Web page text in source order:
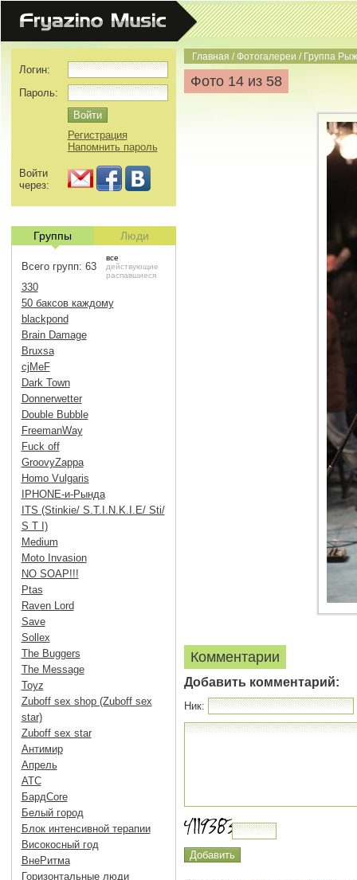
Главная /Фотогалереи / Группа
Фото 14 из 58
Комментарии
Добавить комментарий:
Ник:
Логин:
Пароль:
Регистрация
Напомнить пароль
Войти
через:
Группы Люди
Всего групп: 63
все
действующие
распавшиеся
330
50 баксов каждому
blackpond
Brain Damage
Bruxsa
cjMeF
Dark Town
Donnerwetter
Double Bubble
FreemanWay
Fuck off
GroovyZappa
Homo Vulgaris
IPHONE-и-Рында
ITS (Stinkie/ S.T.I.N.K.I.E/ Sti/
S T I)
Medium
Moto Invasion
NO SOAP!!!
Ptas
Raven Lord
Save
Sollex
The Buggers
The Message
Toyz
Zuboff sex shop (Zuboff sex
star)
Zuboff sex star
Антимир
Апрель
АТС
БардCore
Белый город
Блок интенсивной терапии
Високосный год
ВнеРитма
Горизонтальные люди